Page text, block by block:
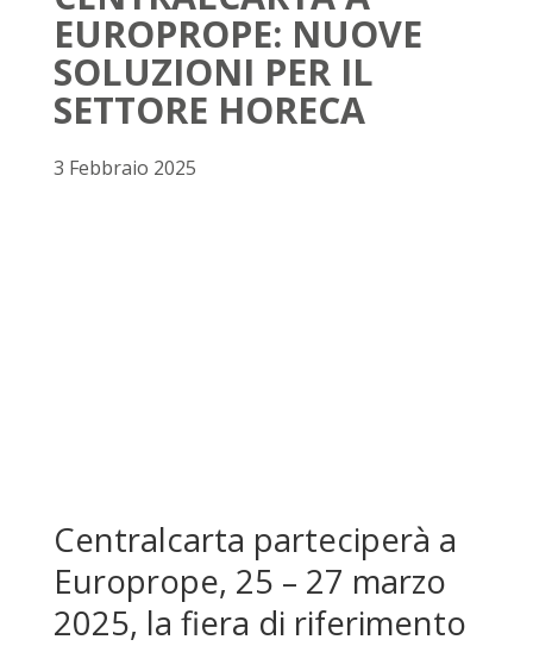
EUROPROPE: NUOVE
SOLUZIONI PER IL
SETTORE HORECA
3 Febbraio 2025
Centralcarta parteciperà a
Europrope, 25 – 27 marzo
2025, la fiera di riferimento